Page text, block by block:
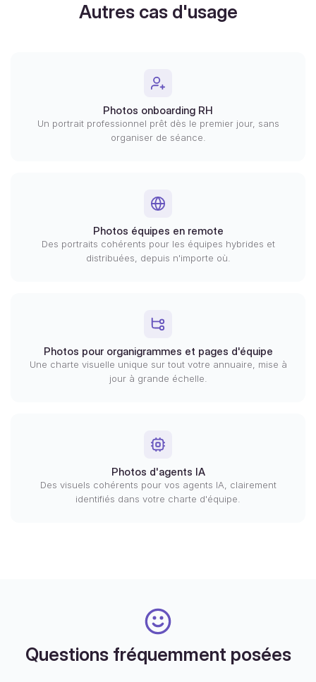
Autres cas d'usage
Photos onboarding RH
Un portrait professionnel prêt dès le premier jour, sans
organiser de séance.
Photos équipes en remote
Des portraits cohérents pour les équipes hybrides et
distribuées, depuis n'importe où.
Photos pour organigrammes et pages d'équipe
Une charte visuelle unique sur tout votre annuaire, mise à
jour à grande échelle.
Photos d'agents IA
Des visuels cohérents pour vos agents IA, clairement
identifiés dans votre charte d'équipe.
Questions fréquemment posées